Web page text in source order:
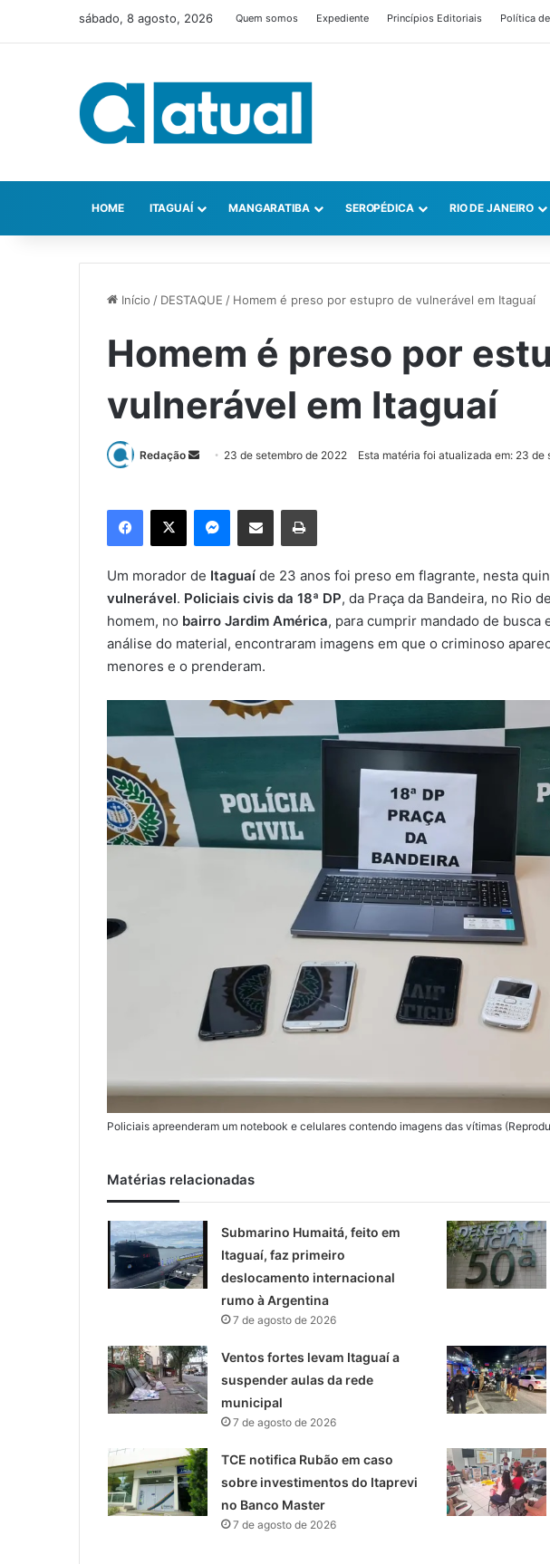
sábado, 8 agosto, 2026 Quem somos Expediente Princípios Editoriais Política
HOME ITAGUAÍ MANGARATIBA SEROPÉDICA RIO DE JANEIRO
Início / DESTAQUE / Homem é preso por estupro de vulnerável em Itaguaí
Homem é preso por
vulnerável em Itaguaí
Redação
m
e
-
m
a
23 de setembro de 2022
Esta matéria foi atualizada em: 23 de
Um morador de Itaguaí de 23 anos foi preso em flagrante, nesta
vulnerável. Policiais civis da 18ª DP, da Praça da Bandeira, no Rio
homem, no bairro Jardim América, para cumprir mandado de busca
análise do material, encontraram imagens em que o criminoso
menores e o prenderam.
Policiais apreenderam um notebook e celulares contendo imagens das vítimas
Matérias relacionadas
Submarino Humaitá, feito em
Itaguaí, faz primeiro
deslocamento internacional
rumo à Argentina
7 de agosto de 2026
Ventos fortes levam Itaguaí a
suspender aulas da rede
municipal
7 de agosto de 2026
TCE notifica Rubão em caso
sobre investimentos do Itaprevi
no Banco Master
7 de agosto de 2026